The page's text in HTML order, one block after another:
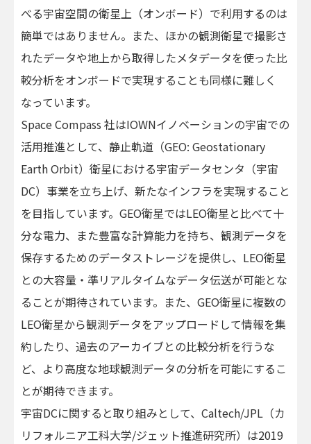
べる宇宙空間の衛星上（オンボード）で利用するのは
簡単ではありません。また、ほかの観測衛星で撮影さ
れたデータや地上から取得したメタデータを使った比
較分析をオンボードで実現することも同様に難しく
なっています。
Space Compass 社はIOWNイノベーションの宇宙での
活用推進として、静止軌道（GEO: Geostationary
Earth Orbit）衛星における宇宙データセンタ（宇宙
DC）事業を立ち上げ、新たなインフラを実現すること
を目指しています。GEO衛星ではLEO衛星と比べて十
分な電力、また豊富な計算能力を持ち、観測データを
保存するためのデータストレージを提供し、LEO衛星
との大容量・準リアルタイムなデータ伝送が可能とな
ることが期待されています。また、GEO衛星に複数の
LEO衛星から観測データをアップロードして情報を集
約したり、過去のアーカイブとの比較分析を行うな
ど、より高度な地球観測データの分析を可能にするこ
とが期待できます。
宇宙DCに関すると取り組みとして、Caltech/JPL（カ
リフォルニア工科大学/ジェット推進研究所）は2019